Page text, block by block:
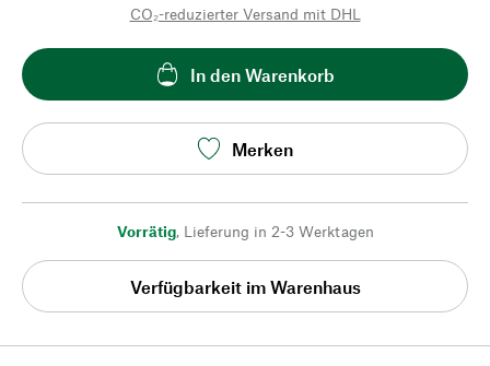
CO₂-reduzierter Versand mit DHL
In den Warenkorb
Merken
Vorrätig, Lieferung in 2-3 Werktagen
Verfügbarkeit im Warenhaus